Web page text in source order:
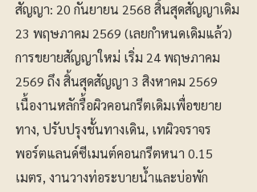
สัญญา: 20 กันยายน 2568 สิ้นสุดสัญญาเดิม
23 พฤษภาคม 2569 (เลยกำหนดเดิมแล้ว)
การขยายสัญญาใหม่ เริ่ม 24 พฤษภาคม
2569 ถึง สิ้นสุดสัญญา 3 สิงหาคม 2569
เนื้องานหลักรื้อผิวคอนกรีตเดิมเพื่อขยาย
ทาง, ปรับปรุงชั้นทางเดิน, เทผิวจราจร
พอร์ตแลนด์ซีเมนต์คอนกรีตหนา 0.15
เมตร, งานวางท่อระบายน้ำและบ่อพัก